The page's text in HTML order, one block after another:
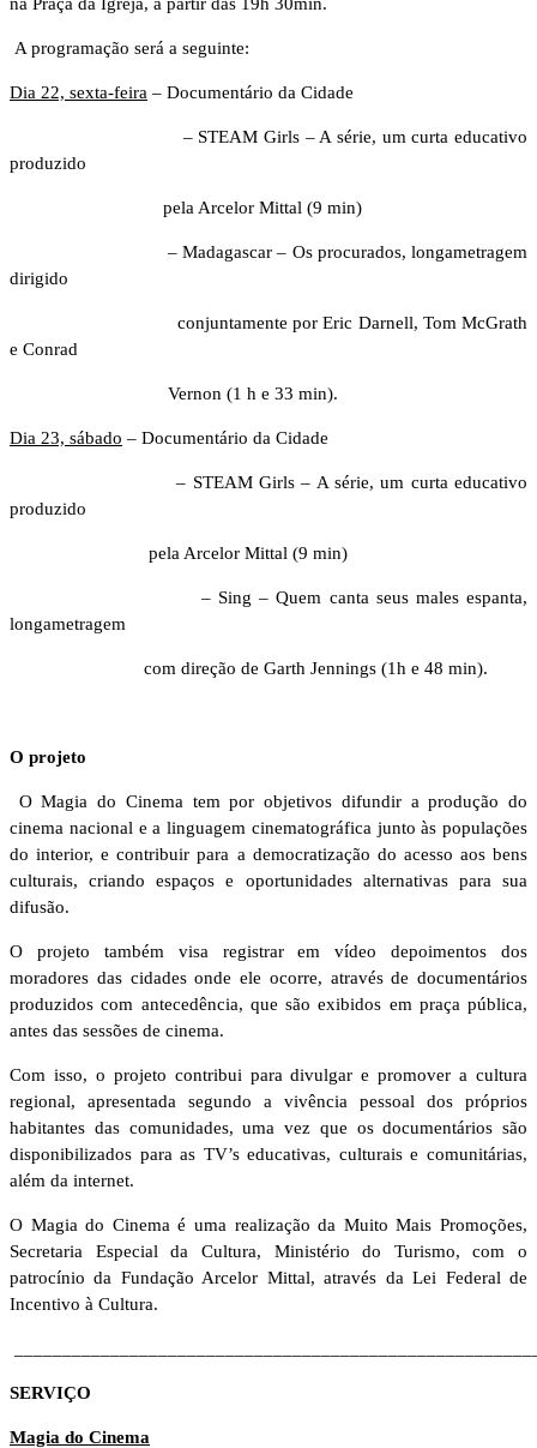
A programação será a seguinte:
Dia 22, sexta-feira – Documentário da Cidade
– STEAM Girls – A série, um curta educativo
produzido
pela Arcelor Mittal (9 min)
– Madagascar – Os procurados, longametragem
dirigido
conjuntamente por Eric Darnell, Tom McGrath
e Conrad
Vernon (1 h e 33 min).
Dia 23, sábado – Documentário da Cidade
– STEAM Girls – A série, um curta educativo
produzido
pela Arcelor Mittal (9 min)
– Sing – Quem canta seus males espanta,
longametragem
com direção de Garth Jennings (1h e 48 min).
O projeto
O Magia do Cinema tem por objetivos difundir a produção do
cinema nacional e a linguagem cinematográfica junto às populações
do interior, e contribuir para a democratização do acesso aos bens
culturais, criando espaços e oportunidades alternativas para sua
difusão.
O projeto também visa registrar em vídeo depoimentos dos
moradores das cidades onde ele ocorre, através de documentários
produzidos com antecedência, que são exibidos em praça pública,
antes das sessões de cinema.
Com isso, o projeto contribui para divulgar e promover a cultura
regional, apresentada segundo a vivência pessoal dos próprios
habitantes das comunidades, uma vez que os documentários são
disponibilizados para as TV’s educativas, culturais e comunitárias,
além da internet.
O Magia do Cinema é uma realização da Muito Mais Promoções,
Secretaria Especial da Cultura, Ministério do Turismo, com o
patrocínio da Fundação Arcelor Mittal, através da Lei Federal de
Incentivo à Cultura.
SERVIÇO
Magia do Cinema